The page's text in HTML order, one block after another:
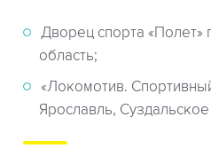
Дворец спорта «Полет»
область;
«Локомотив.
Ярославль,